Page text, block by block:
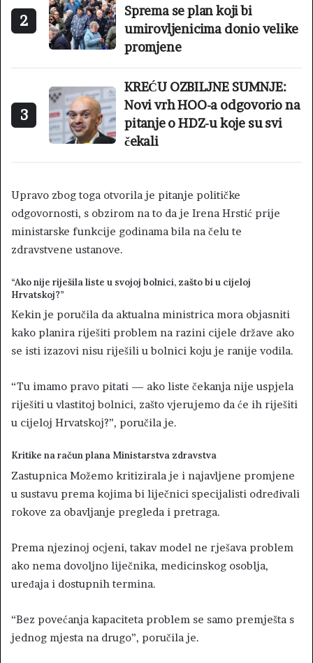
2
Sprema se plan koji bi
umirovljenicima donio velike
promjene
3
KREĆU OZBILJNE SUMNJE:
Novi vrh HOO-a odgovorio na
pitanje o HDZ-u koje su svi
čekali
Upravo zbog toga otvorila je pitanje političke
odgovornosti, s obzirom na to da je Irena Hrstić prije
ministarske funkcije godinama bila na čelu te
zdravstvene ustanove.
“Ako nije riješila liste u svojoj bolnici, zašto bi u cijeloj
Hrvatskoj?”
Kekin je poručila da aktualna ministrica mora objasniti
kako planira riješiti problem na razini cijele države ako
se isti izazovi nisu riješili u bolnici koju je ranije vodila.
“Tu imamo pravo pitati — ako liste čekanja nije uspjela
riješiti u vlastitoj bolnici, zašto vjerujemo da će ih riješiti
u cijeloj Hrvatskoj?”, poručila je.
Kritike na račun plana Ministarstva zdravstva
Zastupnica Možemo kritizirala je i najavljene promjene
u sustavu prema kojima bi liječnici specijalisti određivali
rokove za obavljanje pregleda i pretraga.
Prema njezinoj ocjeni, takav model ne rješava problem
ako nema dovoljno liječnika, medicinskog osoblja,
uređaja i dostupnih termina.
“Bez povećanja kapaciteta problem se samo premješta s
jednog mjesta na drugo”, poručila je.